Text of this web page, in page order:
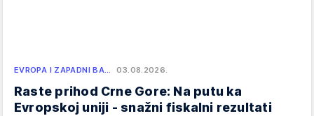
EVROPA I ZAPADNI BA… 03.08.2026.
Raste prihod Crne Gore: Na putu ka
Evropskoj uniji - snažni fiskalni rezultati